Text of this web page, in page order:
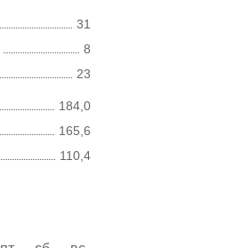
31
8
23
184,0
165,6
110,4